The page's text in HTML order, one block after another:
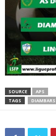
SOURCE
APS
TAGS
DIAMBARS